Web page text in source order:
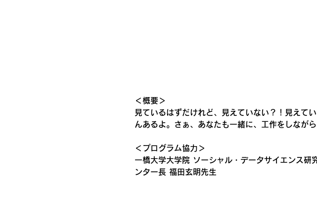
＜概要＞
見ているはずだけれど、見えていない？！見えて
んあるよ。さぁ、あなたも一緒に、工作をしなが
＜プログラム協力＞
一橋大学大学院 ソーシャル・データサイエンス
ンター長 福田玄明先生